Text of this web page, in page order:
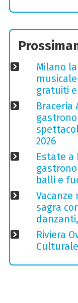
Milano
gratuiti
Braceria
2026
Estate a
balli e
Vacanze
sagra
Riviera